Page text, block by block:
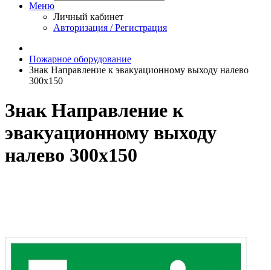
Меню
Личный кабинет
Авторизация / Регистрация
Пожарное оборудование
Знак Направление к эвакуационному выходу налево
300x150
Знак Направление к
эвакуационному выходу
налево 300x150